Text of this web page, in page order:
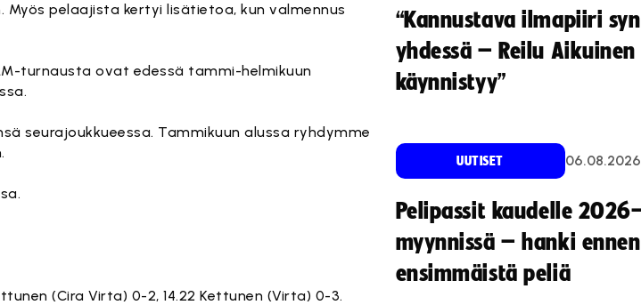
pelaajista kertyi lisätietoa, kun valmennus
turnausta ovat edessä tammi-helmikuun
seurajoukkueessa. Tammikuun alussa ryhdymme
(Cira Virta) 0-2, 14.22 Kettunen (Virta) 0-3.
“Kannustava ilmapiiri
yhdessä – Reilu
käynnistyy”
UUTISET 06.08.2026
Pelipassit kaudelle
myynnissä – hanki ennen
ensimmäistä peliä